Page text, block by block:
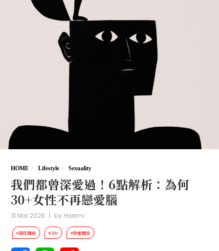
HOME Lifestyle Sexuality
我們都曾深愛過！6點解析：為何
30+女性不再戀愛腦
31 Mar 2026 | by Haremi
#兩性關係 #30+ #戀愛關係